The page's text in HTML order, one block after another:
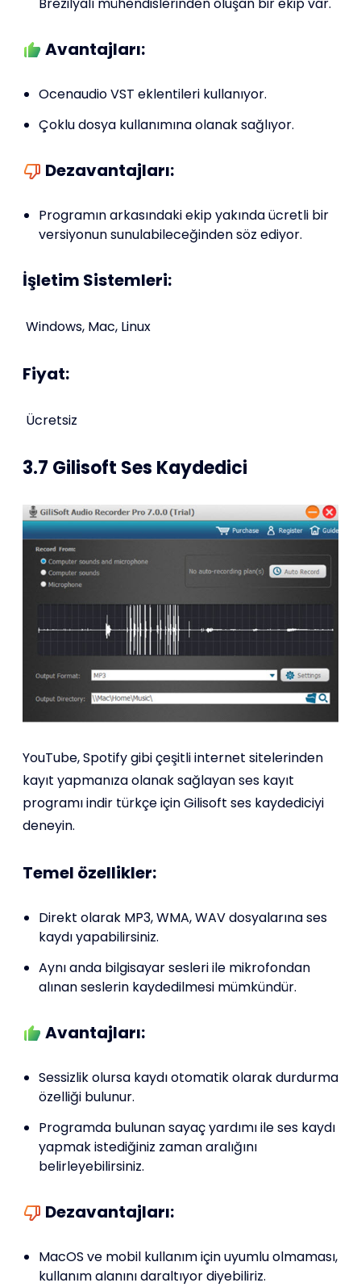
Avantajları:
Ocenaudio VST eklentileri kullanıyor.
Çoklu dosya kullanımına olanak sağlıyor.
Dezavantajları:
Programın arkasındaki ekip yakında ücretli bir
versiyonun sunulabileceğinden söz ediyor.
İşletim Sistemleri:
Windows, Mac, Linux
Fiyat:
Ücretsiz
3.7 Gilisoft Ses Kaydedici
YouTube, Spotify gibi çeşitli internet sitelerinden
kayıt yapmanıza olanak sağlayan ses kayıt
programı indir türkçe için Gilisoft ses kaydediciyi
deneyin.
Temel özellikler:
Direkt olarak MP3, WMA, WAV dosyalarına ses
kaydı yapabilirsiniz.
Aynı anda bilgisayar sesleri ile mikrofondan
alınan seslerin kaydedilmesi mümkündür.
Avantajları:
Sessizlik olursa kaydı otomatik olarak durdurma
özelliği bulunur.
Programda bulunan sayaç yardımı ile ses kaydı
yapmak istediğiniz zaman aralığını
belirleyebilirsiniz.
Dezavantajları:
MacOS ve mobil kullanım için uyumlu olmaması,
kullanım alanını daraltıyor diyebiliriz.